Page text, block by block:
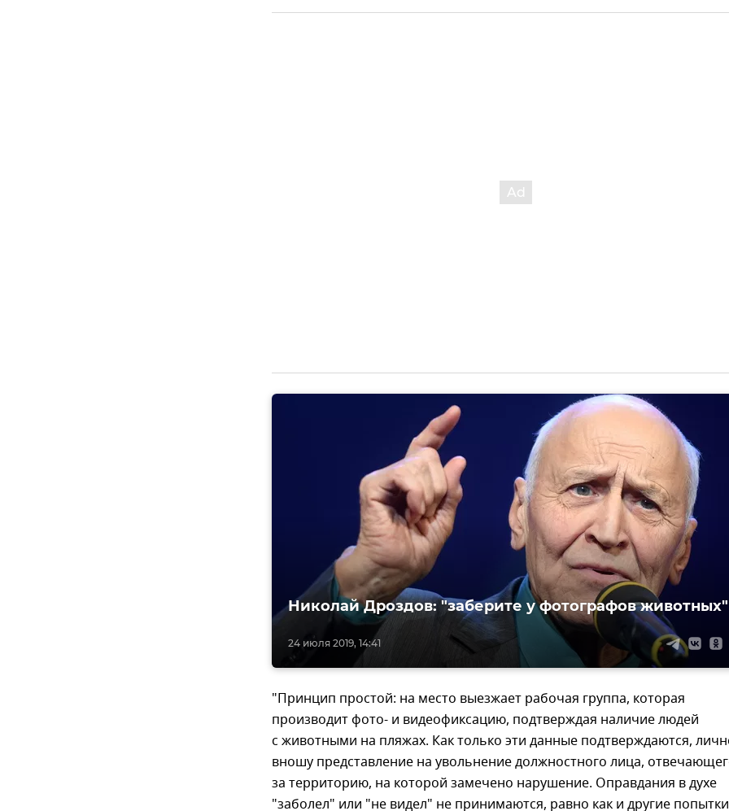
24 июля 2019, 14:41
Николай Дроздов: "заберите у фотографов животных"
"Принцип простой: на место выезжает рабочая группа, которая
производит фото- и видеофиксацию, подтверждая наличие людей
с животными на пляжах. Как только эти данные подтверждаются,
вношу представление на увольнение должностного лица,
за территорию, на которой замечено нарушение. Оправдания в духе
"заболел" или "не видел" не принимаются, равно как и другие попытки